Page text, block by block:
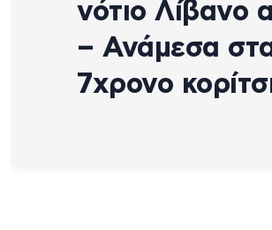
νότιο Λίβανο
– Ανάμεσα
7χρονο